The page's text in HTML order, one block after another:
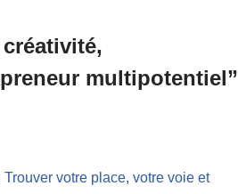
multipotentiel”
votre place, votre voie et